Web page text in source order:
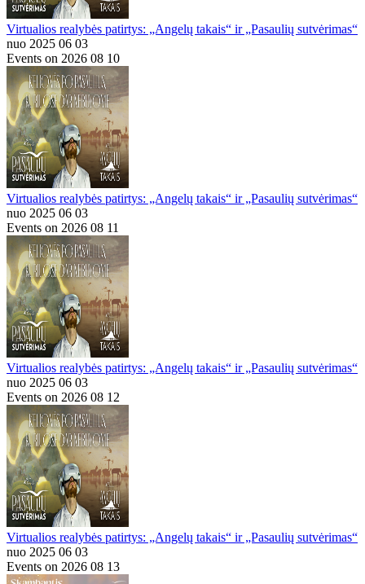
Virtualios realybės patirtys: „Angelų takais“ ir „Pasaulių sutvėrimas“
nuo 2025 06 03
Events on 2026 08 10
Virtualios realybės patirtys: „Angelų takais“ ir „Pasaulių sutvėrimas“
nuo 2025 06 03
Events on 2026 08 11
Virtualios realybės patirtys: „Angelų takais“ ir „Pasaulių sutvėrimas“
nuo 2025 06 03
Events on 2026 08 12
Virtualios realybės patirtys: „Angelų takais“ ir „Pasaulių sutvėrimas“
nuo 2025 06 03
Events on 2026 08 13